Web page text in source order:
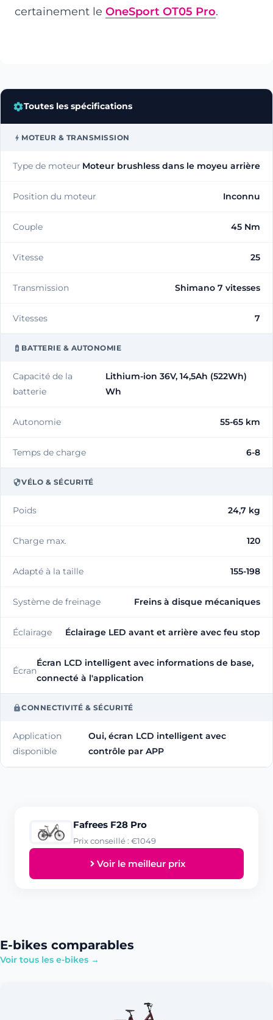
certainement le OneSport OT05 Pro.
Toutes les spécifications
MOTEUR & TRANSMISSION
Type de moteur Moteur brushless dans le moyeu arrière
Position du moteur Inconnu
Couple 45 Nm
Vitesse 25
Transmission Shimano 7 vitesses
Vitesses 7
BATTERIE & AUTONOMIE
Capacité de la
batterie
Lithium-ion 36V, 14,5Ah (522Wh)
Wh
Autonomie 55-65 km
Temps de charge 6-8
VÉLO & SÉCURITÉ
Poids 24,7 kg
Charge max. 120
Adapté à la taille 155-198
Système de freinage Freins à disque mécaniques
Éclairage Éclairage LED avant et arrière avec feu stop
Écran
Écran LCD intelligent avec informations de base,
connecté à l'application
CONNECTIVITÉ & SÉCURITÉ
Application
disponible
Oui, écran LCD intelligent avec
contrôle par APP
Fafrees F28 Pro
Prix conseillé : €1049
Voir le meilleur prix
E-bikes comparables
Voir tous les e-bikes →